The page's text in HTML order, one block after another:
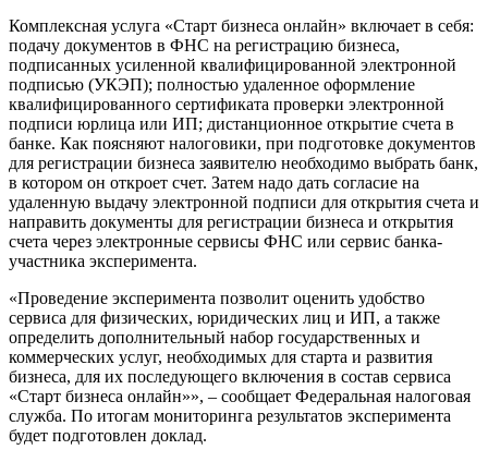
Комплексная услуга «Старт бизнеса онлайн» включает в себя:
подачу документов в ФНС на регистрацию бизнеса,
подписанных усиленной квалифицированной электронной
подписью (УКЭП); полностью удаленное оформление
квалифицированного сертификата проверки электронной
подписи юрлица или ИП; дистанционное открытие счета в
банке. Как поясняют налоговики, при подготовке документов
для регистрации бизнеса заявителю необходимо выбрать банк,
в котором он откроет счет. Затем надо дать согласие на
удаленную выдачу электронной подписи для открытия счета и
направить документы для регистрации бизнеса и открытия
счета через электронные сервисы ФНС или сервис банка-
участника эксперимента.
«Проведение эксперимента позволит оценить удобство
сервиса для физических, юридических лиц и ИП, а также
определить дополнительный набор государственных и
коммерческих услуг, необходимых для старта и развития
бизнеса, для их последующего включения в состав сервиса
«Старт бизнеса онлайн»», – сообщает Федеральная налоговая
служба. По итогам мониторинга результатов эксперимента
будет подготовлен доклад.